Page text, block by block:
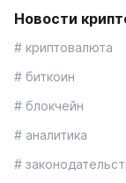
Новости
# криптовалюта
# биткоин
# блокчейн
# аналитика
#